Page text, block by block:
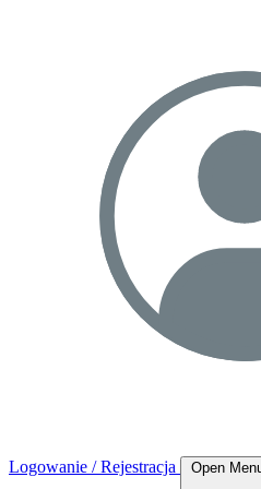
Logowanie / Rejestracja Open